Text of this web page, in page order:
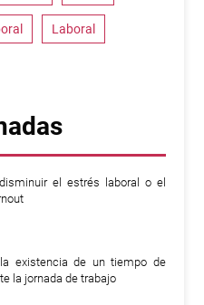
Laboral
el estrés laboral o el
existencia de un tiempo de
la jornada de trabajo